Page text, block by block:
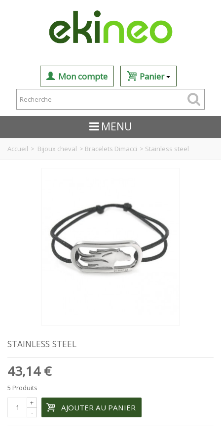
Mon compte Panier
MENU
Accueil > Bijoux cheval > Bracelets Dimacci > Stainless steel
STAINLESS STEEL
43,14 €
5 Produits
-
+ AJOUTER AU PANIER